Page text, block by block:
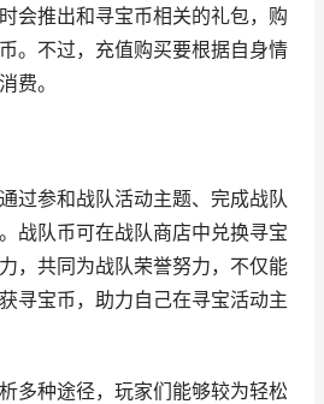
会推出和寻宝币相关的礼包，购
。不过，充值购买要根据自身情
费。
过参和战队活动主题、完成战队
战队币可在战队商店中兑换寻宝
，共同为战队荣誉努力，不仅能
寻宝币，助力自己在寻宝活动主
多种途径，玩家们能够较为轻松